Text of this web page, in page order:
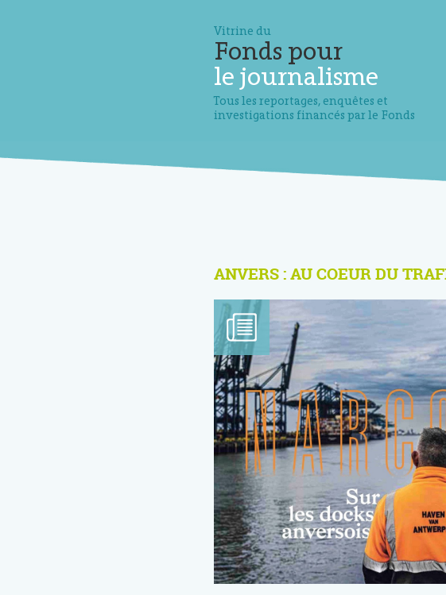
Vitrine du
Fonds pour
le journalisme
Tous les reportages, enquêtes et
investigations financés par le Fonds
ANVERS : AU COEUR DU